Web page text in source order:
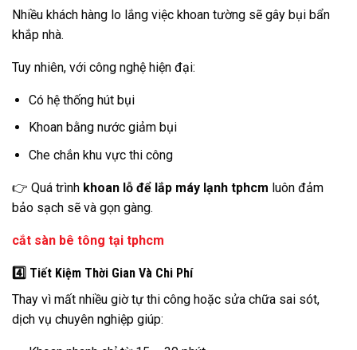
Nhiều khách hàng lo lắng việc khoan tường sẽ gây bụi bẩn
khắp nhà.
Tuy nhiên, với công nghệ hiện đại:
Có hệ thống hút bụi
Khoan bằng nước giảm bụi
Che chắn khu vực thi công
👉 Quá trình khoan lỗ để lắp máy lạnh tphcm luôn đảm
bảo sạch sẽ và gọn gàng.
cắt sàn bê tông tại tphcm
4️⃣ Tiết Kiệm Thời Gian Và Chi Phí
Thay vì mất nhiều giờ tự thi công hoặc sửa chữa sai sót,
dịch vụ chuyên nghiệp giúp: